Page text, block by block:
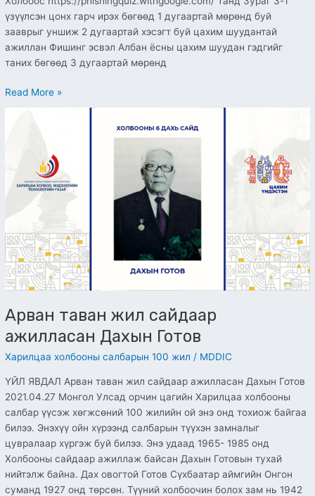
үзүүлсэн цонх гарч ирэх бөгөөд 1 дугаартай мөрөнд буй
зааврыг уншиж 2 дугаартай хэсэгт буй цахим шуудантай
ажиллан Фишинг эсвэл Албан ёсны цахим шуудан гэдгийг
таних бөгөөд 3 дугаартай мөрөнд
Read More »
Арван таван жил сайдаар
ажилласан Дахын Готов
Харилцаа холбооны салбарын 100 жил / MDDIC
ҮЙЛ ЯВДАЛ Арван таван жил сайдаар ажилласан Дахын Готов
2021.04.27 Монгол Улсад орчин цагийн Харилцаа холбооны
салбар үүсэж хөгжсөний 100 жилийн ой энэ онд тохиож байгаа
билээ. Энэхүү ойн хүрээнд салбарын түүхэн замналыг
цувралаар хүргэж буй билээ. Энэ удаад 1965- 1985 онд
Холбооны сайдаар ажиллаж байсан Дахын Готовын тухай
нийтэлж байна. Дах овогтой Готов Сүхбаатар аймгийн Онгон
суманд 1927 онд төрсөн. Түүний холбоочин болох зам нь 1942
сайдаар
ажилласан
Дахын
Готов